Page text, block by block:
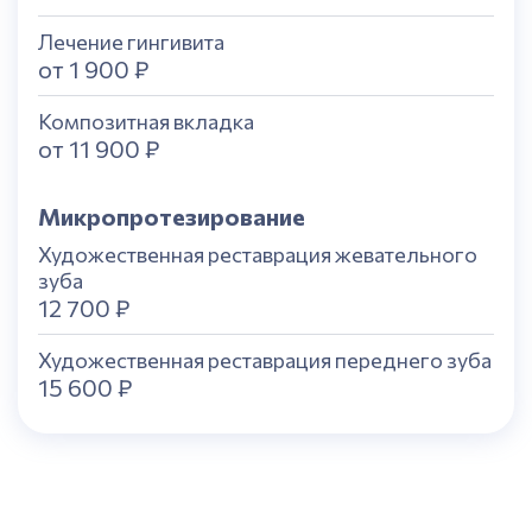
Лечение гингивита
от 1 900 ₽
Композитная вкладка
от 11 900 ₽
Микропротезирование
Художественная реставрация жевательного
зуба
12 700 ₽
Художественная реставрация переднего зуба
15 600 ₽